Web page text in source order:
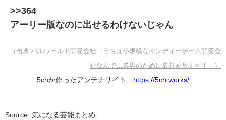
>>364
アーリー版なのに出せるわけないじゃん
（出典 パルワールド開発会社「うちは小規模なインディーゲーム開発会
社なんで…業界のために最善を尽くす！」）
5chが作ったアンテナサイト→ https://5ch.works/
Source: 気になる芸能まとめ